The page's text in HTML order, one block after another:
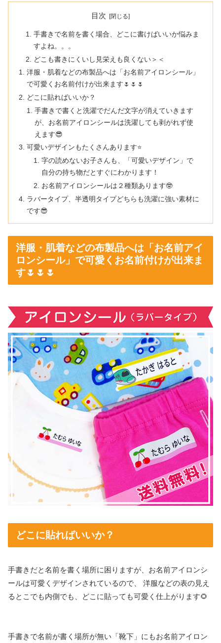
目次
手書きで名前を書く場合、どこに書けばいいか悩みま
すよね。。。
どこも書きにくいし見栄えも良くない＞＜
洋服・肌着などの布製品へは「お名前アイロンシール」
で可愛くお名前付けが出来ます🌷🌷🌷
どこに貼ればいいか？
手書きで書くと洗濯でだんだ文字が消えていきます
が、お名前アイロンシールは洗濯しても剥がれず使
えます😎
可愛いデザインもたくさんあります⭐
字の読めないお子さんも、「可愛いデザイン」で
自分の持ち物だとすぐにわかります！
お名前アイロンシールは２種類あります🤓
ラバータイプ、半透明タイプどちらも洗濯に強い素材に
です😎
洋服・肌着などの布製品へは「お名前アイ
ロンシール」で可愛くお名前付けが出来ま
す🌷🌷🌷
どこに貼ればいいか？
手書きだと名前を書く場所に困りますが、お名前アイロンシ
ールは可愛くデザインされているので、 洋服などの表の見え
るとこでも内側でも、どこに貼っても可愛く仕上がります🌻
手書きで名前が書く場所が無い「靴下」にもお名前アイロン